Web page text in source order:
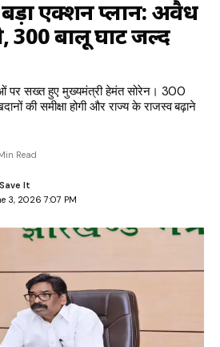
एक्शन प्लान: अवैध
300 बालू घाट जल्द
पर सख्त हुए मुख्यमंत्री हेमंत सोरेन। 300
की समीक्षा होगी और राज्य के राजस्व बढ़ाने
3, 2026 7:07 PM
Read